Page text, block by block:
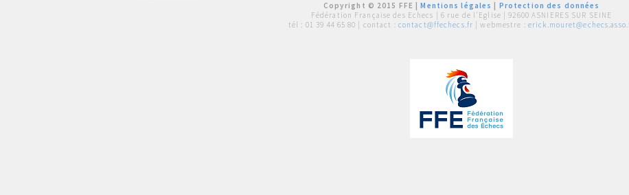
Copyright © 2015 FFE |Mentions légales
Protection des données
Fédération Française des Echecs | 6 rue de l'Eglise | 92600 ASNIERES SUR SEINE
tél : 01 39 44 65 80 | contact : contact@ffechecs.fr | webmestre :